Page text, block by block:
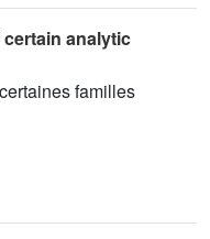
analytic
familles